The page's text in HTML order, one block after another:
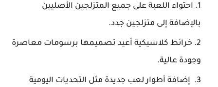
احتواء اللعبة على جميع المتزلجين الأصليين
بالإضافة إلى متزلجين جدد.
خرائط كلاسيكية أعيد تصميمها برسومات معاصرة
وجودة عالية.
إضافة أطوار لعب جديدة مثل التحديات اليومية